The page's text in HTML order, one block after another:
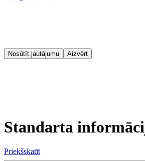
Nosūtīt jautājumu Aizvērt
Standarta
Priekšskatīt